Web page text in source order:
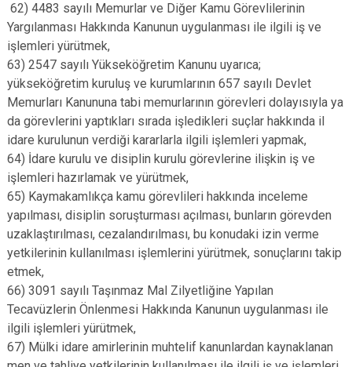
62) 4483 sayılı Memurlar ve Diğer Kamu Görevlilerinin
Yargılanması Hakkında Kanunun uygulanması ile ilgili iş ve
işlemleri yürütmek,
63) 2547 sayılı Yükseköğretim Kanunu uyarıca;
yükseköğretim kuruluş ve kurumlarının 657 sayılı Devlet
Memurları Kanununa tabi memurlarının görevleri dolayısıyla ya
da görevlerini yaptıkları sırada işledikleri suçlar hakkında il
idare kurulunun verdiği kararlarla ilgili işlemleri yapmak,
64) İdare kurulu ve disiplin kurulu görevlerine ilişkin iş ve
işlemleri hazırlamak ve yürütmek,
65) Kaymakamlıkça kamu görevlileri hakkında inceleme
yapılması, disiplin soruşturması açılması, bunların görevden
uzaklaştırılması, cezalandırılması, bu konudaki izin verme
yetkilerinin kullanılması işlemlerini yürütmek, sonuçlarını takip
etmek,
66) 3091 sayılı Taşınmaz Mal Zilyetliğine Yapılan
Tecavüzlerin Önlenmesi Hakkında Kanunun uygulanması ile
ilgili işlemleri yürütmek,
67) Mülki idare amirlerinin muhtelif kanunlardan kaynaklanan